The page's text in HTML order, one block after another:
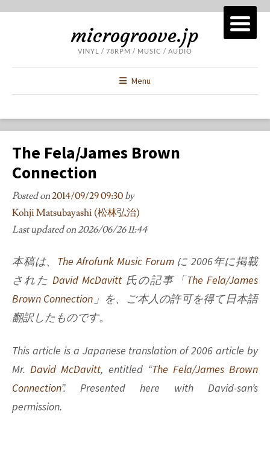
microgroove.jp
VINYL / 78RPM / MUSIC / AUDIO
Menu
The Fela/James Brown
Connection
Posted on2014/09/29 09:30 by
Kohji Matsubayashi (松林弘治)
Last updated on2026/06/26 11:44
本稿は、 The Afrofunk Music Forumに 2006年に掲載
された David McDavitt 氏の記事「The Fela/James
Brown Connection 」を、ご本人の許可を得て日本語
翻訳したものです。
This article is a Japanese translation of 2006 article by
Mr.David McDavitt, entitled “The Fela/James Brown
Connection”. Presented here with David-san’s
permission.